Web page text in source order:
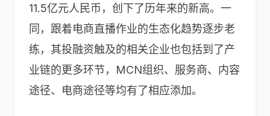
11.5亿元人民币，创下了历年来的新高。一
同，跟着电商直播作业的生态化趋势逐步老
练，其投融资触及的相关企业也包括到了产
业链的更多环节，MCN组织、服务商、内容
途径、电商途径等均有了相应添加。